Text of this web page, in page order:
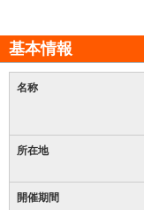
基本情報
名称
所在地
開催期間